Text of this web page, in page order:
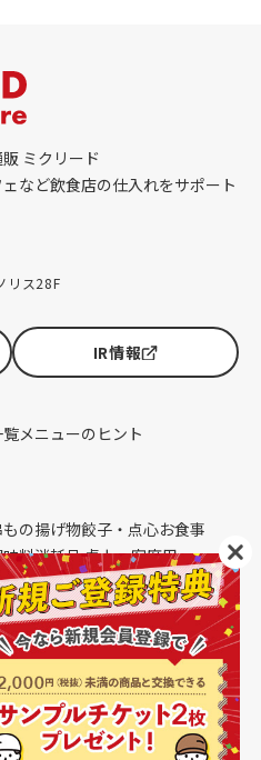
ミクリード
など飲食店の仕入れをサポート
リス28F
IR情報
メニューのヒント
の揚げ物餃子・点心お食事
料消耗品 卓上・客席用
ンリネス生鮮品（配送便限定）
ついて
ご利用ガイド会社概要
表記 個人情報保護方針